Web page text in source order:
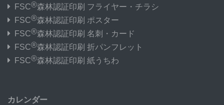
FSC®森林認証印刷 フライヤー・チラシ
FSC®森林認証印刷 ポスター
FSC®森林認証印刷 名刺・カード
FSC®森林認証印刷 折パンフレット
FSC®森林認証印刷 紙うちわ
カレンダー